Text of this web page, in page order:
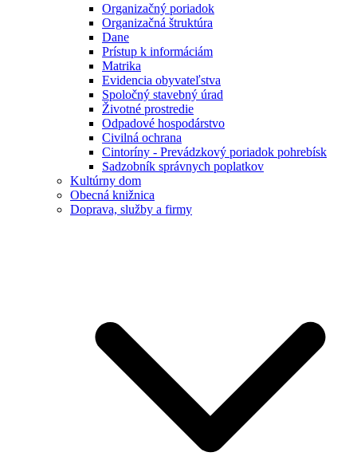
Organizačný poriadok
Organizačná štruktúra
Dane
Prístup k informáciám
Matrika
Evidencia obyvateľstva
Spoločný stavebný úrad
Životné prostredie
Odpadové hospodárstvo
Civilná ochrana
Cintoríny - Prevádzkový poriadok pohrebísk
Sadzobník správnych poplatkov
Kultúrny dom
Obecná knižnica
Doprava, služby a firmy